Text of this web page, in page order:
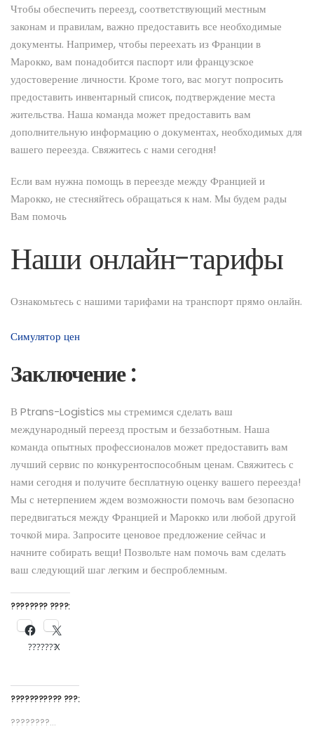
Чтобы обеспечить переезд, соответствующий местным
законам и правилам, важно предоставить все необходимые
документы. Например, чтобы переехать из Франции в
Марокко, вам понадобится паспорт или французское
удостоверение личности. Кроме того, вас могут попросить
предоставить инвентарный список, подтверждение места
жительства. Наша команда может предоставить вам
дополнительную информацию о документах, необходимых для
вашего переезда. Свяжитесь с нами сегодня!
Если вам нужна помощь в переезде между Францией и
Марокко, не стесняйтесь обращаться к нам. Мы будем рады
Вам помочь
Наши онлайн-тарифы
Ознакомьтесь с нашими тарифами на транспорт прямо онлайн.
Симулятор цен
Заключение :
В Ptrans-Logistics мы стремимся сделать ваш
международный переезд простым и беззаботным. Наша
команда опытных профессионалов может предоставить вам
лучший сервис по конкурентоспособным ценам. Свяжитесь с
нами сегодня и получите бесплатную оценку вашего переезда!
Мы с нетерпением ждем возможности помочь вам безопасно
передвигаться между Францией и Марокко или любой другой
точкой мира. Запросите ценовое предложение сейчас и
начните собирать вещи! Позвольте нам помочь вам сделать
ваш следующий шаг легким и беспроблемным.
???????? ????:
???????X
??????????? ???:
????????...